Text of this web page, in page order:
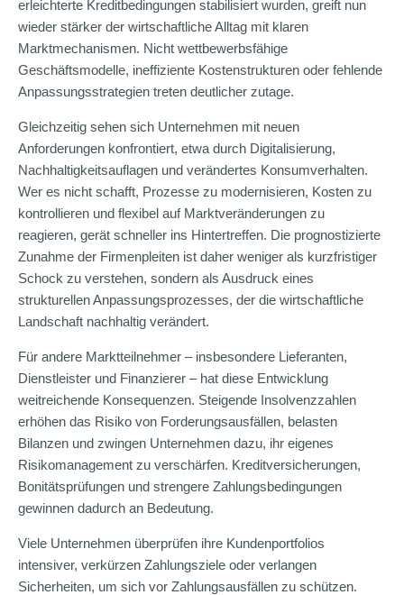
erleichterte Kreditbedingungen stabilisiert wurden, greift nun
wieder stärker der wirtschaftliche Alltag mit klaren
Marktmechanismen. Nicht wettbewerbsfähige
Geschäftsmodelle, ineffiziente Kostenstrukturen oder fehlende
Anpassungsstrategien treten deutlicher zutage.
Gleichzeitig sehen sich Unternehmen mit neuen
Anforderungen konfrontiert, etwa durch Digitalisierung,
Nachhaltigkeitsauflagen und verändertes Konsumverhalten.
Wer es nicht schafft, Prozesse zu modernisieren, Kosten zu
kontrollieren und flexibel auf Marktveränderungen zu
reagieren, gerät schneller ins Hintertreffen. Die prognostizierte
Zunahme der Firmenpleiten ist daher weniger als kurzfristiger
Schock zu verstehen, sondern als Ausdruck eines
strukturellen Anpassungsprozesses, der die wirtschaftliche
Landschaft nachhaltig verändert.
Für andere Marktteilnehmer – insbesondere Lieferanten,
Dienstleister und Finanzierer – hat diese Entwicklung
weitreichende Konsequenzen. Steigende Insolvenzzahlen
erhöhen das Risiko von Forderungsausfällen, belasten
Bilanzen und zwingen Unternehmen dazu, ihr eigenes
Risikomanagement zu verschärfen. Kreditversicherungen,
Bonitätsprüfungen und strengere Zahlungsbedingungen
gewinnen dadurch an Bedeutung.
Viele Unternehmen überprüfen ihre Kundenportfolios
intensiver, verkürzen Zahlungsziele oder verlangen
Sicherheiten, um sich vor Zahlungsausfällen zu schützen.